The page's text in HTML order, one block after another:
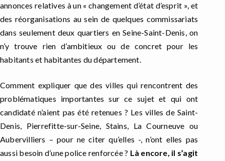
annonces relatives à un « changement d’état d’esprit », et
des réorganisations au sein de quelques commissariats
dans seulement deux quartiers en Seine-Saint-Denis, on
n’y trouve rien d’ambitieux ou de concret pour les
habitants et habitantes du département.
Comment expliquer que des villes qui rencontrent des
problématiques importantes sur ce sujet et qui ont
candidaté n’aient pas été retenues ? Les villes de Saint-
Denis, Pierrefitte-sur-Seine, Stains, La Courneuve ou
Aubervilliers – pour ne citer qu’elles -, n’ont elles pas
aussi besoin d’une police renforcée ? Là encore, il s’agit